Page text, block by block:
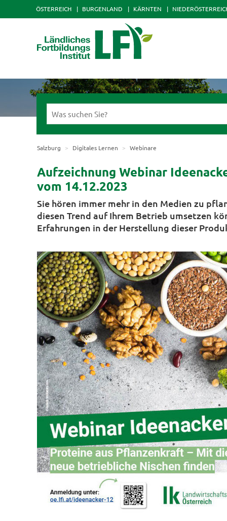
ÖSTERREICH BURGENLAND KÄRNTEN
Salzburg Digitales Lernen Webinare
Aufzeichnung Webinar
vom 14.12.2023
Sie hören immer mehr in den Medien zu
diesen Trend auf Ihrem Betrieb umsetzen
Erfahrungen in der Herstellung dieser